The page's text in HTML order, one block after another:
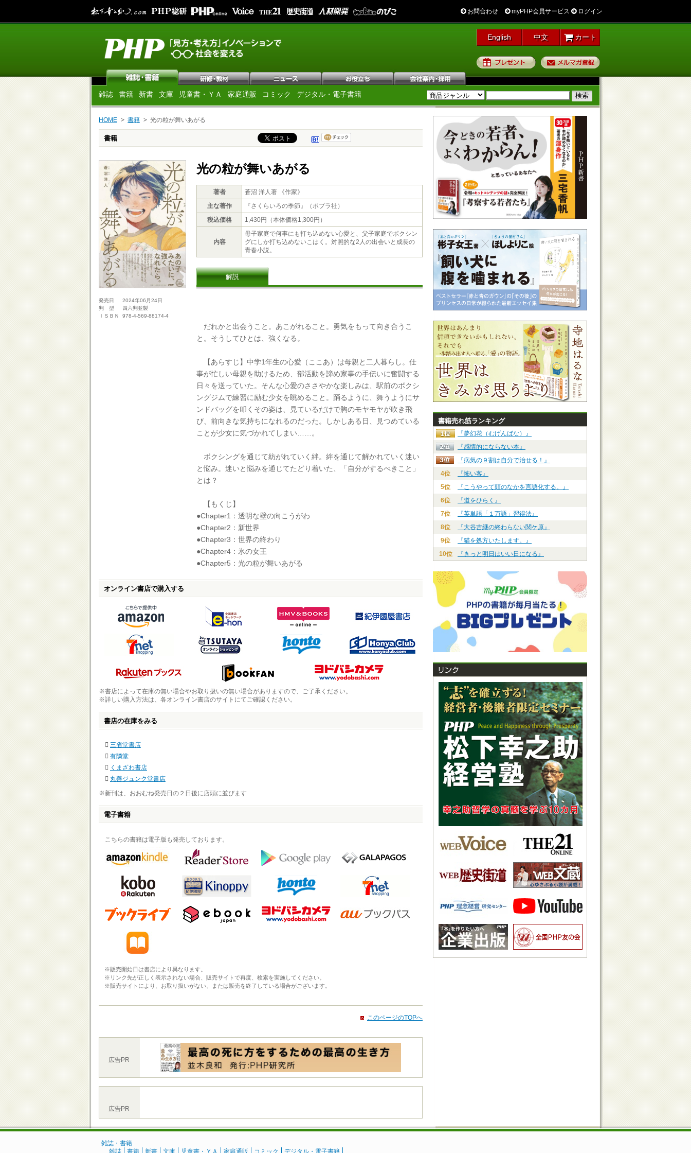
お問合わせ myPHP会員サービス ログイン
English 中文 カート
プレゼント
雑誌 書籍 新書 文庫 児童書・ＹＡ 家庭通販 コミック デジタル・電子書籍
HOME 書籍 光の粒が舞いあがる
書籍
発売日
2024年06月24日
判 型
四六判並製
ＩＳＢＮ
978-4-569-88174-4
光の粒が舞いあがる
著者
蒼沼 洋人著 《作家》
主な著作
『さくらいろの季節』（ポプラ社）
税込価格
1,430円（本体価格1,300円）
内容
母子家庭で何事にも打ち込めない心愛と、父子家庭でボクシン
グにしか打ち込めないこはく。対照的な2人の出会いと成長の
青春小説。
解説
だれかと出会うこと。あこがれること。勇気をもって向き合うこ
と。そうしてひとは、強くなる。
【あらすじ】中学1年生の心愛（ここあ）は母親と二人暮らし。仕
事が忙しい母親を助けるため、部活動を諦め家事の手伝いに奮闘する
日々を送っていた。そんな心愛のささやかな楽しみは、駅前のボクシ
ングジムで練習に励む少女を眺めること。踊るように、舞うようにサ
ンドバッグを叩くその姿は、見ているだけで胸のモヤモヤが吹き飛
び、前向きな気持ちになれるのだった。しかしある日、見つめている
ことが少女に気づかれてしまい……。
ボクシングを通じて紡がれていく絆。絆を通じて解かれていく迷い
と悩み。迷いと悩みを通じてたどり着いた、「自分がするべきこと」
とは？
【もくじ】
●Chapter1：透明な壁の向こうがわ
●Chapter2：新世界
●Chapter3：世界の終わり
●Chapter4：氷の女王
●Chapter5：光の粒が舞いあがる
オンライン書店で購入する
※書店によって在庫の無い場合やお取り扱いの無い場合がありますので、ご了承ください。
※詳しい購入方法は、各オンライン書店のサイトにてご確認ください。
書店の在庫をみる
三省堂書店
有隣堂
くまざわ書店
丸善ジュンク堂書店
※新刊は、おおむね発売日の２日後に店頭に並びます
電子書籍
こちらの書籍は電子版も発売しております。
※販売開始日は書店により異なります。
※リンク先が正しく表示されない場合、販売サイトで再度、検索を実施してください。
※販売サイトにより、お取り扱いがない、または販売を終了している場合がございます。
このページのTOPへ
広告PR
広告PR
書籍売れ筋ランキング
『夢幻花（むげんばな）』
『感情的にならない本』
『病気の９割は自分で治せる！』
4位
『怖い客』
5位
『こうやって頭のなかを言語化する。』
6位
『道をひらく』
7位
『英単語「１万語」習得法』
8位
『大谷吉継の終わらない関ケ原』
9位
『猫を処方いたします。』
10位
『きっと明日はいい日になる』
雑誌・書籍